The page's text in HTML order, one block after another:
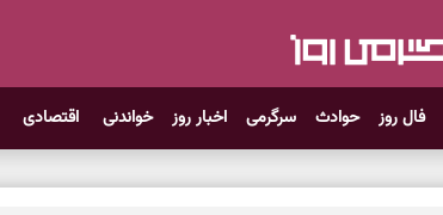
فال روز حوادث سرگرمی اخبار روز خواندنی اقتصادی